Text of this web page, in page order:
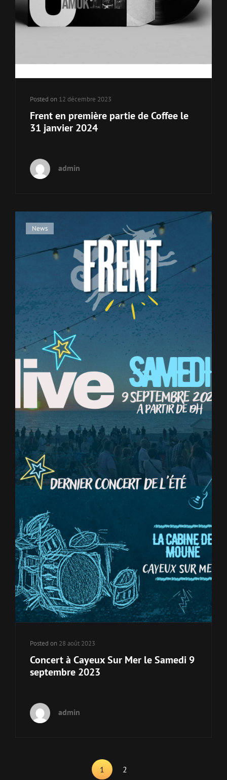
Posted on 12 décembre 2023
Frent en première partie de Coffee le
31 janvier 2024
admin
CatNews
Posted on 28 août 2023
Concert à Cayeux Sur Mer le Samedi 9
septembre 2023
admin
1 2